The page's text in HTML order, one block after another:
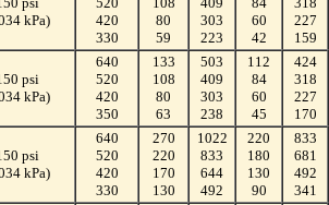
kPa)
420
330
80
59
303
223
60
42
227
159
psi
kPa)
640
520
420
350
133
108
80
63
503
409
303
238
112
84
60
45
424
318
227
170
psi
kPa)
640
520
420
330
270
220
170
130
1022
833
644
492
220
180
130
90
833
681
492
341